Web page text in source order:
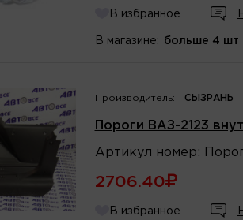
В избранное
В магазине: больше 4 шт
Производитель: СЫЗРАНЬ
Пороги ВАЗ-2123
Артикул номер :
2706.40
В избранное